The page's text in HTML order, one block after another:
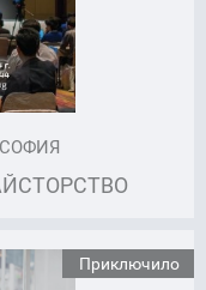
СОФИЯ
Приключило